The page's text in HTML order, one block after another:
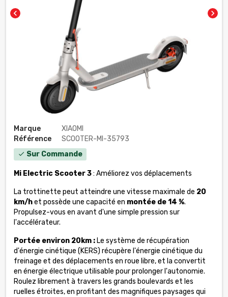
chevron_left chevron_right
Marque
XIAOMI
Référence
SCOOTER-MI-35793
check Sur Commande
Mi Electric Scooter 3: Améliorez vos déplacements
La trottinette peut atteindre une vitesse maximale de 20
km/het possède une capacité en montée de 14 %.
Propulsez-vous en avant d'une simple pression sur
l'accélérateur.
Portée environ 20km : Le système de récupération
d'énergie cinétique (KERS) récupère l'énergie cinétique du
freinage et des déplacements en roue libre, et la convertit
en énergie électrique utilisable pour prolonger l'autonomie.
Roulez librement à travers les grands boulevards et les
ruelles étroites, en profitant des magnifiques paysages qui